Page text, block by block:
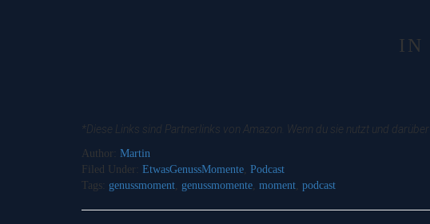
IN
*Diese Links sind Partnerlinks von Amazon. Wenn du sie nutzt und
Author: Martin
Filed Under: EtwasGenussMomente Podcast
Tags: genussmoment genussmomente moment podcast